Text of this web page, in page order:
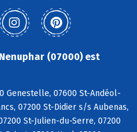
(07000) est
Genestelle, 07600 St-Andéol-
07200 St-Didier s/s Aubenas,
St-Julien-du-Serre, 07200